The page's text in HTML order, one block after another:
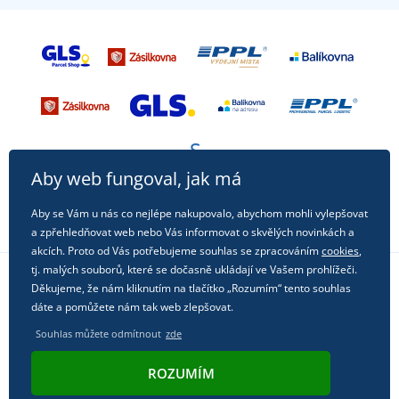
Sledujte nás na sociálních sítích
Aby web fungoval, jak má
Aby se Vám u nás co nejlépe nakupovalo, abychom mohli vylepšovat
a zpřehledňovat web nebo Vás informovat o skvělých novinkách a
akcích. Proto od Vás potřebujeme souhlas se zpracovánímcookies,
tj. malých souborů, které se dočasně ukládají ve Vašem prohlížeči.
Děkujeme, že nám kliknutím na tlačítko „Rozumím“ tento souhlas
dáte a pomůžete nám tak web zlepšovat.
Souhlas můžete odmítnout zde
ROZUMÍM